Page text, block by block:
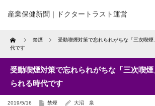
産業保健新聞｜ドクタートラスト運営
Home 禁煙
受動喫煙対策で忘れられがちな「三次喫
代です
受動喫煙対策で忘れられがちな「三次喫
られる時代です
2019/5/16 禁煙 大沼 泉